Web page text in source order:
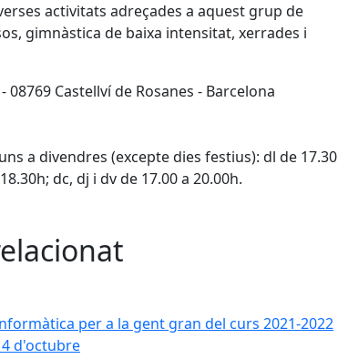
activitats adreçades a aquest grup de
gimnàstica de baixa intensitat, xerrades i
08769 Castellví de Rosanes - Barcelona
a divendres (excepte dies festius): dl de 17.30
dc, dj i dv de 17.00 a 20.00h.
per a la gent gran del curs 2021-2022
d'octubre